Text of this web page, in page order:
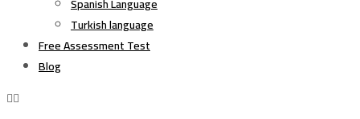
Turkish language
Free Assessment Test
Blog